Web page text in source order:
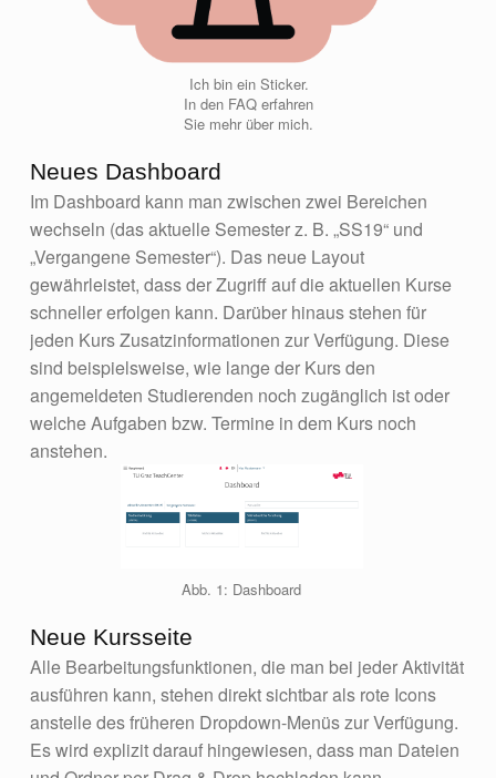
Ich bin ein Sticker.
In den FAQ erfahren
Sie mehr über mich.
Neues Dashboard
Im Dashboard kann man zwischen zwei Bereichen
wechseln (das aktuelle Semester z. B. „SS19“ und
„Vergangene Semester“). Das neue Layout
gewährleistet, dass der Zugriff auf die aktuellen Kurse
schneller erfolgen kann. Darüber hinaus stehen für
jeden Kurs Zusatzinformationen zur Verfügung. Diese
sind beispielsweise, wie lange der Kurs den
angemeldeten Studierenden noch zugänglich ist oder
welche Aufgaben bzw. Termine in dem Kurs noch
anstehen.
Abb. 1: Dashboard
Neue Kursseite
Alle Bearbeitungsfunktionen, die man bei jeder Aktivität
ausführen kann, stehen direkt sichtbar als rote Icons
anstelle des früheren Dropdown-Menüs zur Verfügung.
Es wird explizit darauf hingewiesen, dass man Dateien